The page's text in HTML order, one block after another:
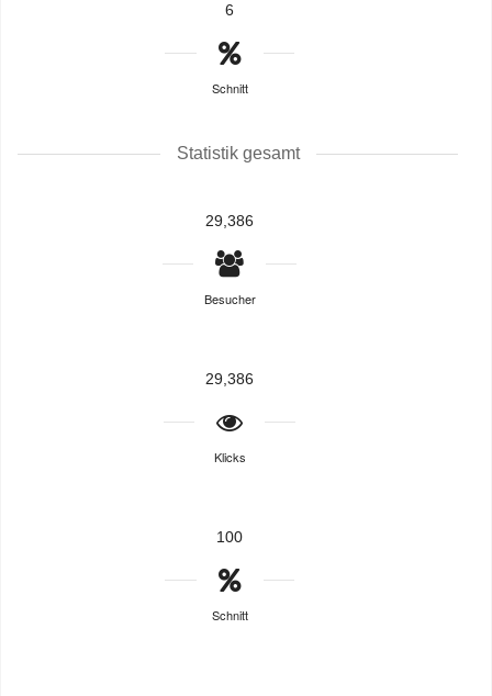
6
Schnitt
Statistik gesamt
29,386
Besucher
29,386
Klicks
100
Schnitt